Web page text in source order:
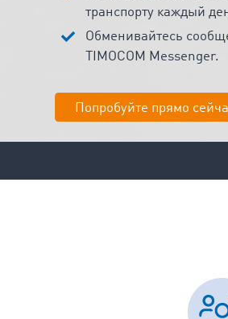
транспорту каждый
Обменивайтесь
TIMOCOM Messenger.
Попробуйте прямо